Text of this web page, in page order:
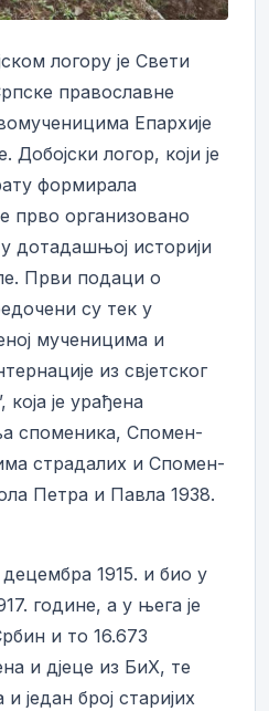
логору је Свети
православне
Епархије
Добојски логор, који је
формирала
прво организовано
дотадашњој историји
Први подаци о
су тек у
мученицима и
из свјетског
која је урађена
споменика, Спомен-
страдалих и Спомен-
Петра и Павла 1938.
1915. и био у
године, а у њега је
и то 16.673
и дјеце из БиХ, те
један број старијих